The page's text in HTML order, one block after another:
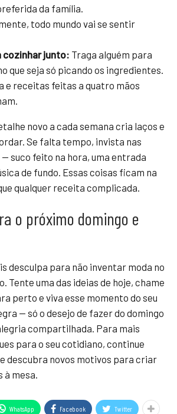
da família.
todo mundo vai se sentir
cozinhar junto: Traga alguém para
que seja só picando os ingredientes.
e receitas feitas a quatro mãos
novo a cada semana cria laços e
Se falta tempo, invista nas
suco feito na hora, uma entrada
de fundo. Essas coisas ficam na
qualquer receita complicada.
o próximo domingo e
desculpa para não inventar moda no
Tente uma das ideias de hoje, chame
perto e viva esse momento do seu
— só o desejo de fazer do domingo
compartilhada. Para mais
para o seu cotidiano, continue
descubra novos motivos para criar
mesa.
WhatsApp Facebook Twitter